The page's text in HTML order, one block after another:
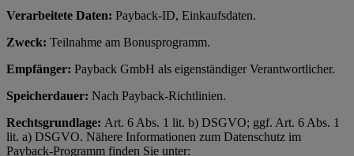
Verarbeitete Daten: Payback-ID, Einkaufsdaten.
Zweck: Teilnahme am Bonusprogramm.
Empfänger: Payback GmbH als eigenständiger Verantwortlicher.
Speicherdauer: Nach Payback-Richtlinien.
Rechtsgrundlage: Art. 6 Abs. 1 lit. b) DSGVO; ggf. Art. 6 Abs. 1
lit. a) DSGVO. Nähere Informationen zum Datenschutz im
Payback-Programm finden Sie unter: